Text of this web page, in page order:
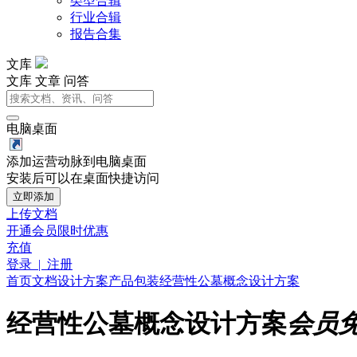
行业合辑
报告合集
文库
文库 文章 问答
电脑桌面
添加运营动脉到电脑桌面
安装后可以在桌面快捷访问
立即添加
上传文档
开通会员限时优惠
充值
登录 | 注册
首页文档设计方案产品包装经营性公墓概念设计方案
经营性公墓概念设计方案会员